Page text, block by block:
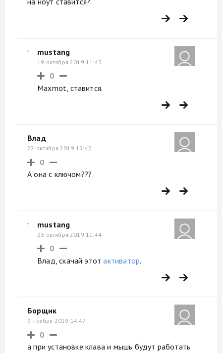
mustang
19 октября 2019 11:43
0
Maxmot, ставится.
Влад
22 октября 2019 15:42
0
А она с ключом???
mustang
23 октября 2019 11:44
0
Влад, скачай этотактиватор.
Борщик
9 ноября 2019 14:47
0
а при установке клава и мышь будут работать